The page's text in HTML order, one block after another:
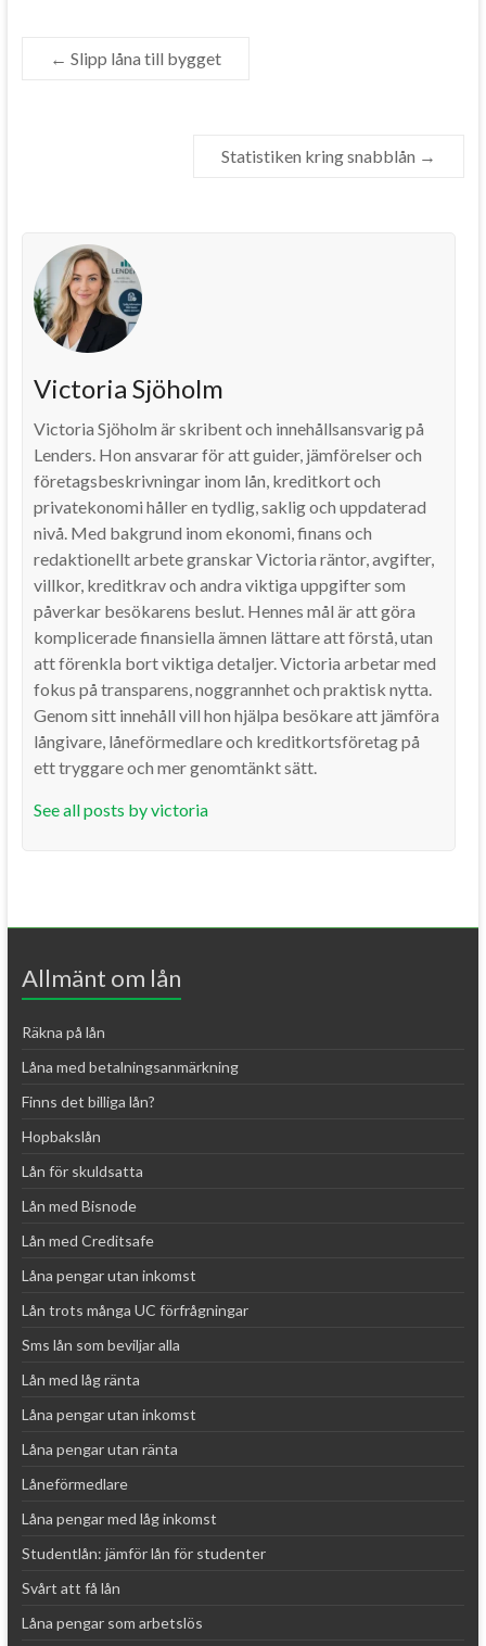
← Slipp låna till bygget
Statistiken kring snabblån →
Victoria Sjöholm
Victoria Sjöholm är skribent och innehållsansvarig på
Lenders. Hon ansvarar för att guider, jämförelser och
företagsbeskrivningar inom lån, kreditkort och
privatekonomi håller en tydlig, saklig och uppdaterad
nivå. Med bakgrund inom ekonomi, finans och
redaktionellt arbete granskar Victoria räntor, avgifter,
villkor, kreditkrav och andra viktiga uppgifter som
påverkar besökarens beslut. Hennes mål är att göra
komplicerade finansiella ämnen lättare att förstå, utan
att förenkla bort viktiga detaljer. Victoria arbetar med
fokus på transparens, noggrannhet och praktisk nytta.
Genom sitt innehåll vill hon hjälpa besökare att jämföra
långivare, låneförmedlare och kreditkortsföretag på
ett tryggare och mer genomtänkt sätt.
See all posts by victoria
Allmänt om lån
Räkna på lån
Låna med betalningsanmärkning
Finns det billiga lån?
Hopbakslån
Lån för skuldsatta
Lån med Bisnode
Lån med Creditsafe
Låna pengar utan inkomst
Lån trots många UC förfrågningar
Sms lån som beviljar alla
Lån med låg ränta
Låna pengar utan inkomst
Låna pengar utan ränta
Låneförmedlare
Låna pengar med låg inkomst
Studentlån: jämför lån för studenter
Svårt att få lån
Låna pengar som arbetslös